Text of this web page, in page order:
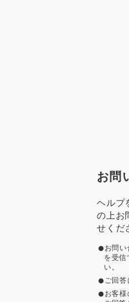
お問
ヘルプ
の上お
せくだ
お問
を受信
い。
ご回答
お客様